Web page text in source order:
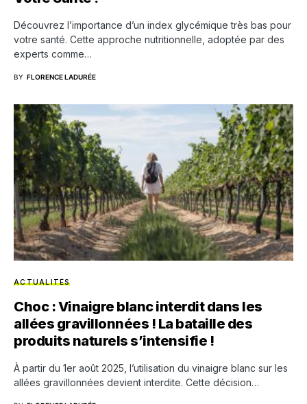
Découvrez l’importance d’un index glycémique très bas pour
votre santé. Cette approche nutritionnelle, adoptée par des
experts comme…
BY FLORENCE LADURÉE
ACTUALITÉS
Choc : Vinaigre blanc interdit dans les
allées gravillonnées ! La bataille des
produits naturels s’intensifie !
À partir du 1er août 2025, l’utilisation du vinaigre blanc sur les
allées gravillonnées devient interdite. Cette décision…